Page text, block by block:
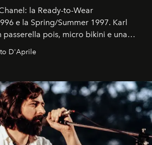
la Ready-to-Wear
e la Spring/Summer 1997. Karl
pois, micro bikini e una
per la spiaggia
una dietro l'altra. Trent'anni dopo,
più contemporanei che abbiamo.
D'Aprile